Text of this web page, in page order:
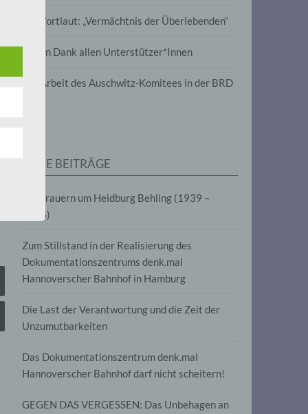
Im Wortlaut: „Vermächtnis der Überlebenden“
Vielen Dank allen Unterstützer*Innen
Zur Arbeit des Auschwitz-Komitees in der BRD
NEUE BEITRÄGE
Wir trauern um Heidburg Behling (1939 –
2026)
Zum Stillstand in der Realisierung des
Dokumentationszentrums denk.mal
Hannoverscher Bahnhof in Hamburg
Die Last der Verantwortung und die Zeit der
Unzumutbarkeiten
Das Dokumentationszentrum denk.mal
Hannoverscher Bahnhof darf nicht scheitern!
GEGEN DAS VERGESSEN: Das Unbehagen an